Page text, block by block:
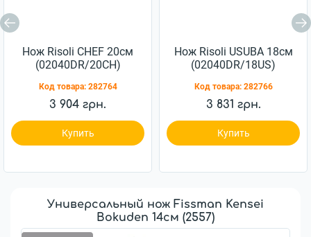
Нож Risoli CHEF 20см
(02040DR/20CH)
Код товара: 282764
3 904 грн.
Купить
Нож Risoli USUBA 18см
(02040DR/18US)
Код товара: 282766
3 831 грн.
Купить
Универсальный нож Fissman Kensei
Bokuden 14см (2557)